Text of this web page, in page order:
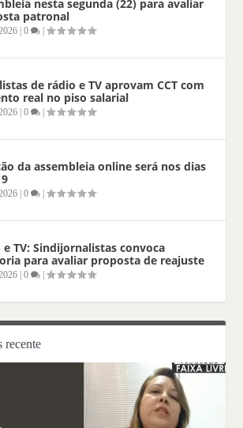
nesta segunda (22) para avaliar
patronal
|0 |
de rádio e TV aprovam CCT com
real no piso salarial
|0 |
da assembleia online será nos dias
|0 |
e TV: Sindijornalistas convoca
para avaliar proposta de reajuste
|0 |
recente